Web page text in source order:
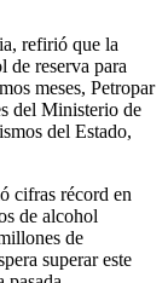
refirió que la
de reserva para
meses, Petropar
del Ministerio de
del Estado,
cifras récord en
de alcohol
de
superar este